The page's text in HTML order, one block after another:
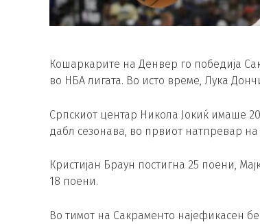
Кошаркарите на Денвер го победија
во НБА лигата. Во исто време, Лука
Српскиот центар Никола Јокиќ имаше
дабл сезонава, во првиот натпревар
Кристијан Браун постигна 25 поени,
18 поени.
Во тимот на Сакраменто најефикасен